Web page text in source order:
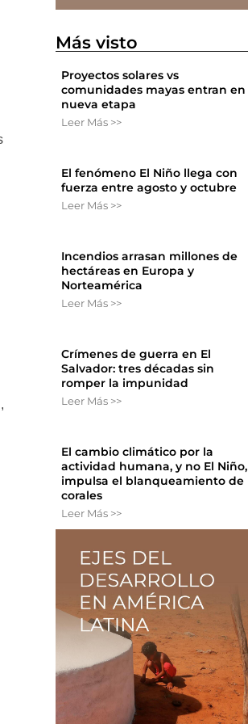
Más visto
Proyectos solares vs
comunidades mayas entran en
nueva etapa
Leer Más >>
El fenómeno El Niño llega con
fuerza entre agosto y octubre
Leer Más >>
Incendios arrasan millones de
hectáreas en Europa y
Norteamérica
Leer Más >>
Crímenes de guerra en El
Salvador: tres décadas sin
romper la impunidad
Leer Más >>
El cambio climático por la
actividad humana, y no El Niño,
impulsa el blanqueamiento de
corales
Leer Más >>